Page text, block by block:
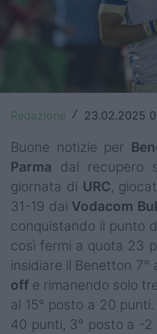
Premiership
Rugby World Cup
Super Rugby
Rugby in TV
Mercato
Serie A Elite
Campionati
Redazione / 23.02.2025
Buone notizie per
Parma dal recupero
giornata di URC,
31-19 dai Vodacom
conquistando il punto
così fermi a quota 23
insidiare il Benetton 7°
off e rimanendo solo
al 15° posto a 20
40 punti, 3° posto a -2